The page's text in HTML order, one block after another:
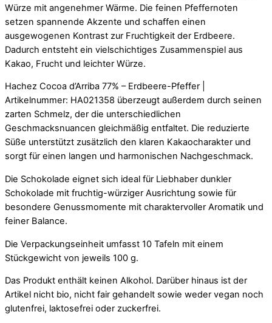
Würze mit angenehmer Wärme. Die feinen Pfeffernoten
setzen spannende Akzente und schaffen einen
ausgewogenen Kontrast zur Fruchtigkeit der Erdbeere.
Dadurch entsteht ein vielschichtiges Zusammenspiel aus
Kakao, Frucht und leichter Würze.
Hachez Cocoa d’Arriba 77% – Erdbeere-Pfeffer |
Artikelnummer: HA021358 überzeugt außerdem durch seinen
zarten Schmelz, der die unterschiedlichen
Geschmacksnuancen gleichmäßig entfaltet. Die reduzierte
Süße unterstützt zusätzlich den klaren Kakaocharakter und
sorgt für einen langen und harmonischen Nachgeschmack.
Die Schokolade eignet sich ideal für Liebhaber dunkler
Schokolade mit fruchtig-würziger Ausrichtung sowie für
besondere Genussmomente mit charaktervoller Aromatik und
feiner Balance.
Die Verpackungseinheit umfasst 10 Tafeln mit einem
Stückgewicht von jeweils 100 g.
Das Produkt enthält keinen Alkohol. Darüber hinaus ist der
Artikel nicht bio, nicht fair gehandelt sowie weder vegan noch
glutenfrei, laktosefrei oder zuckerfrei.